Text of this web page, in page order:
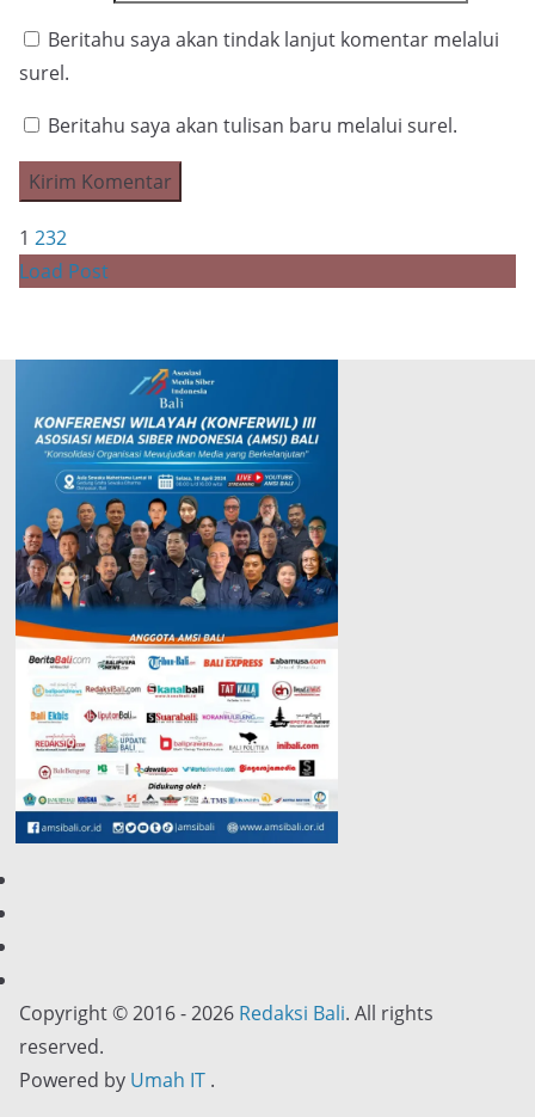
Beritahu saya akan tindak lanjut komentar melalui
surel.
Beritahu saya akan tulisan baru melalui surel.
1 232
Load Post
Copyright © 2016 - 2026 Redaksi Bali. All rights
reserved.
Powered by Umah IT .